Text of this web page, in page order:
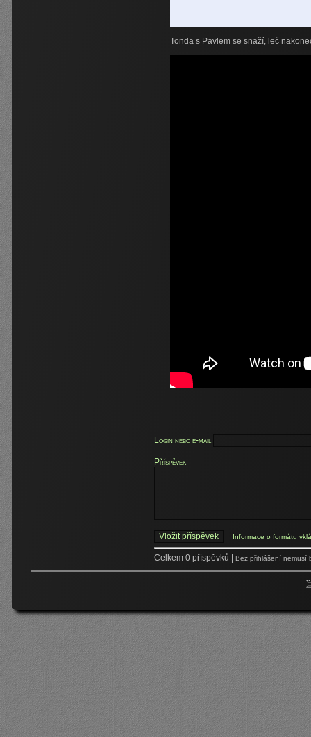
Tonda s Pavlem se snaží, leč
Login nebo e-mail
Příspěvek
Informace o formátu
Celkem 0 příspěvků | Bez přihlášení nemusí